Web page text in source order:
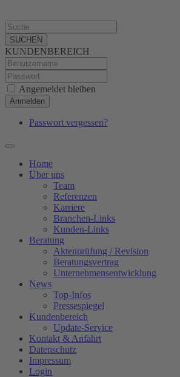
SUCHEN
KUNDENBEREICH
Angemeldet bleiben
Anmelden
Passwort vergessen?
Home
Über uns
Team
Referenzen
Karriere
Branchen-Links
Kunden-Links
Beratung
Aktenprüfung / Revision
Beratungsvertrag
Unternehmensentwicklung
News
Top-Infos
Pressespiegel
Kundenbereich
Update-Service
Kontakt & Anfahrt
Datenschutz
Impressum
Login